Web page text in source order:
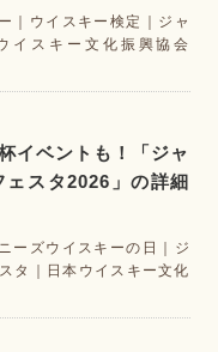
ウイスキー検定
ジャ
イスキー文化振興協会
イベントも！「ジャ
スタ2026」の詳細
ーズウイスキーの日
ジ
タ
日本ウイスキー文化